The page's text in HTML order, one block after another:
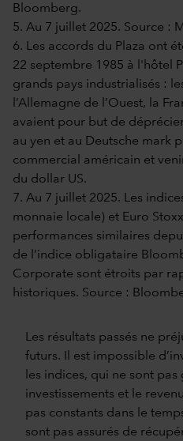
Bloomberg.
5. Au 7 juillet 2025. Source :
6. Les accords du Plaza ont
22 septembre 1985 à l'hôtel
grands pays industrialisés :
l’Allemagne de l’Ouest, la
avaient pour but de
au yen et au Deutsche mark
commercial américain et
du dollar US.
7. Au 7 juillet 2025. Les
monnaie locale) et Euro
performances similaires
de l’indice obligataire
Corporate sont étroits par
historiques. Source :
Les résultats passés ne
futurs. Il est impossible
les indices, qui ne sont pas
investissements et le
pas constants dans le
sont pas assurés de